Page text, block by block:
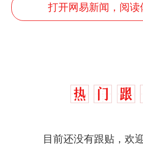
打开网易新闻，阅读
目前还没有跟贴，欢
全部作废，公平
新
全球唯一没
线一圈，还曾
5060元才肯搬